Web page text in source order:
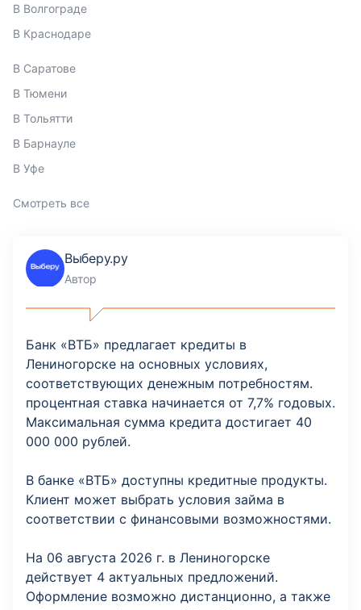
В Волгограде
В Краснодаре
В Саратове
В Тюмени
В Тольятти
В Барнауле
В Уфе
Смотреть все
Выберу.ру
Автор
Банк «ВТБ» предлагает кредиты в
Лениногорске на основных условиях,
соответствующих денежным потребностям.
процентная ставка начинается от 7,7% годовых.
Максимальная сумма кредита достигает 40
000 000 рублей.
В банке «ВТБ» доступны кредитные продукты.
Клиент может выбрать условия займа в
соответствии с финансовыми возможностями.
На 06 августа 2026 г. в Лениногорске
действует 4 актуальных предложений.
Оформление возможно дистанционно, а также